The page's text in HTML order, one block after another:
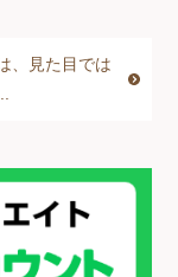
、見た目では